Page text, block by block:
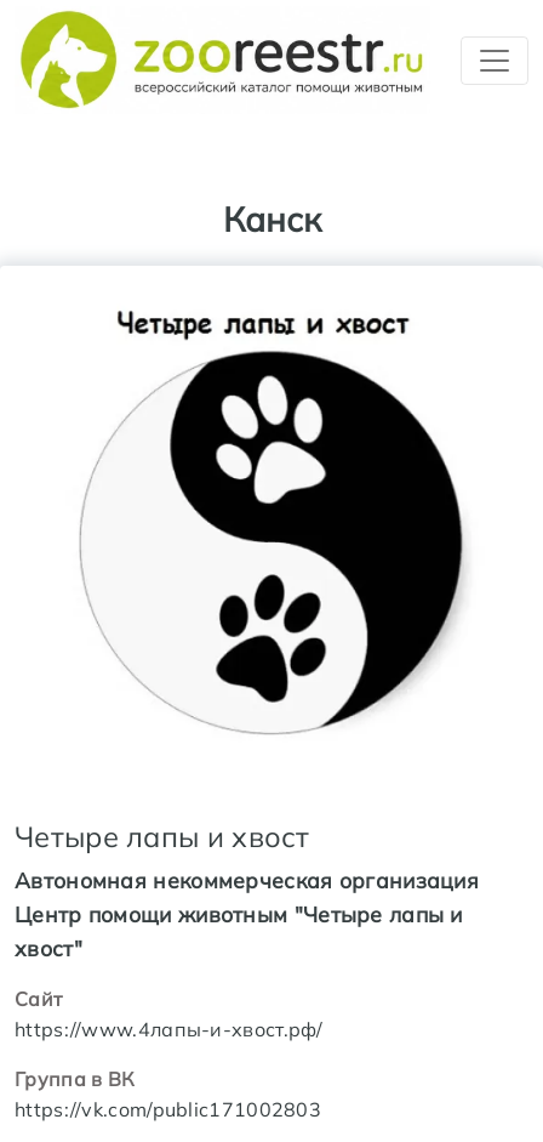
Канск
Четыре лапы и хвост
Автономная некоммерческая организация
Центр помощи животным "Четыре лапы и
хвост"
Сайт
https://www.4лапы-и-хвост.рф/
Группа в ВК
https://vk.com/public171002803